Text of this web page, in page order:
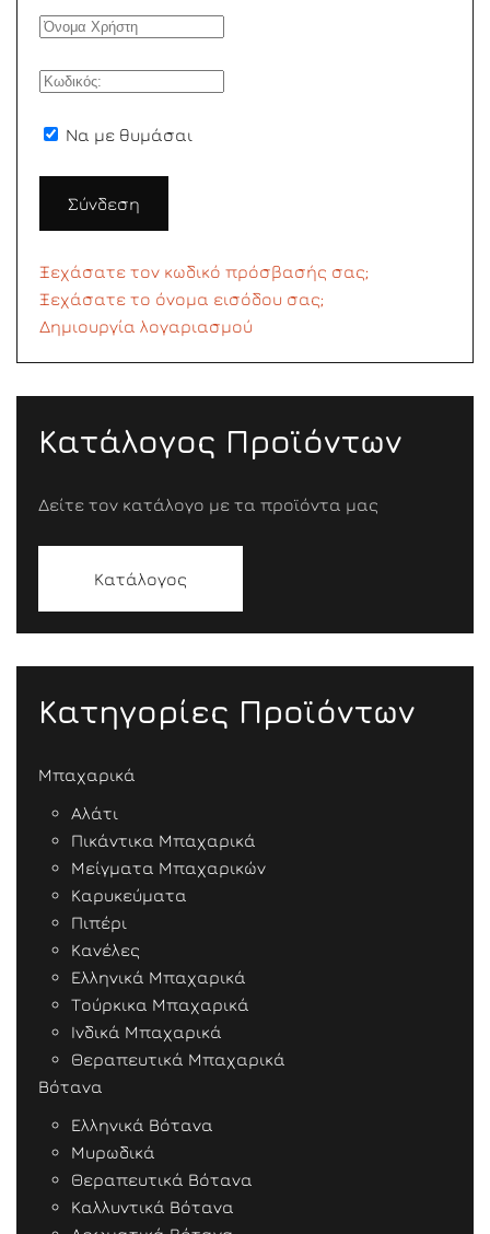
Να με θυμάσαι
Σύνδεση
Ξεχάσατε τον κωδικό πρόσβασής σας;
Ξεχάσατε το όνομα εισόδου σας;
Δημιουργία λογαριασμού
Κατάλογος Προϊόντων
Δείτε τον κατάλογο με τα προϊόντα μας
Κατάλογος
Κατηγορίες Προϊόντων
Μπαχαρικά
Αλάτι
Πικάντικα Μπαχαρικά
Μείγματα Μπαχαρικών
Καρυκεύματα
Πιπέρι
Κανέλες
Ελληνικά Μπαχαρικά
Τούρκικα Μπαχαρικά
Ινδικά Μπαχαρικά
Θεραπευτικά Μπαχαρικά
Βότανα
Ελληνικά Βότανα
Μυρωδικά
Θεραπευτικά Βότανα
Καλλυντικά Βότανα